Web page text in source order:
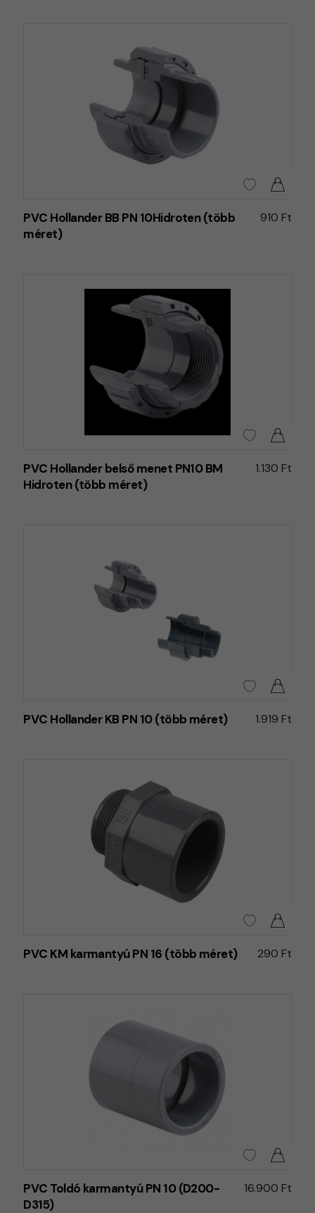
PVC Hollander BB PN 10Hidroten (több
méret)
910 Ft
PVC Hollander belső menet PN10 BM
Hidroten (több méret)
1.130 Ft
PVC Hollander KB PN 10 (több méret) 1.919 Ft
PVC KM karmantyú PN 16 (több méret) 290 Ft
PVC Toldó karmantyú PN 10 (D200-
D315)
16.900 Ft